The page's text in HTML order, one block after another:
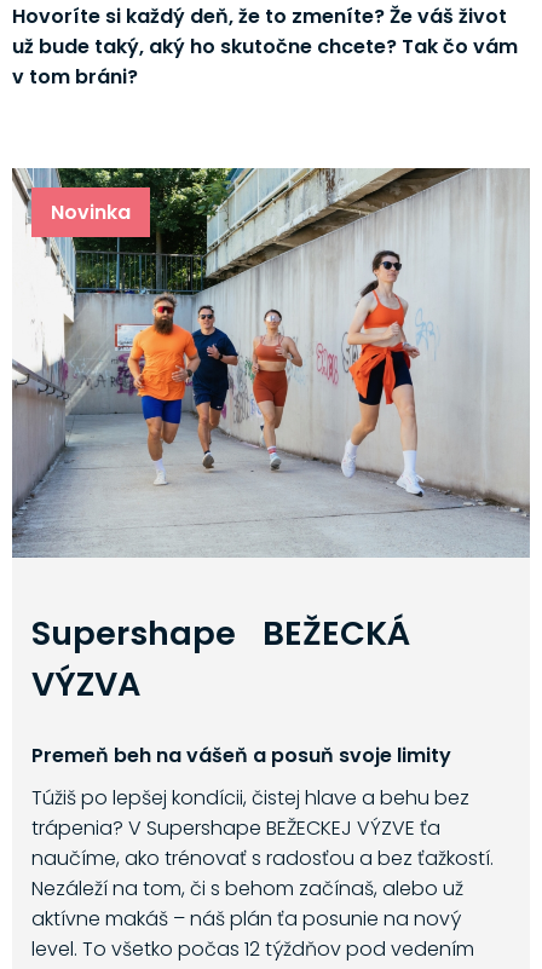
Hovoríte si každý deň, že to zmeníte? Že váš život
už bude taký, aký ho skutočne chcete? Tak čo vám
v tom bráni?
Novinka
Supershape BEŽECKÁ
VÝZVA
Premeň beh na vášeň a posuň svoje limity
Túžiš po lepšej kondícii, čistej hlave a behu bez
trápenia? V Supershape BEŽECKEJ VÝZVE ťa
naučíme, ako trénovať s radosťou a bez ťažkostí.
Nezáleží na tom, či s behom začínaš, alebo už
aktívne makáš – náš plán ťa posunie na nový
level. To všetko počas 12 týždňov pod vedením